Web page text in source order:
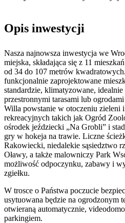
Opis inwestycji
Nasza najnowsza inwestycja we
miejska, składająca się z 11
od 34 do 107 metrów
funkcjonalnie zaprojektowane
standardzie, klimatyzowane, idealnie
przestronnymi tarasami lub
Willa powstanie w otoczeniu zieleni
rekreacyjnych takich jak Ogród
ośrodek jeździecki „Na Grobli” i
gry w hokeja na trawie. Liczne
Rakowiecki, niedalekie sąsiedztwo
Oławy, a także malowniczy Park
możliwość odpoczynku, zabawy i
zgiełku.
W trosce o Państwa poczucie
usytuowana będzie na ogrodzonym
otwieraną automatycznie,
parkingiem.